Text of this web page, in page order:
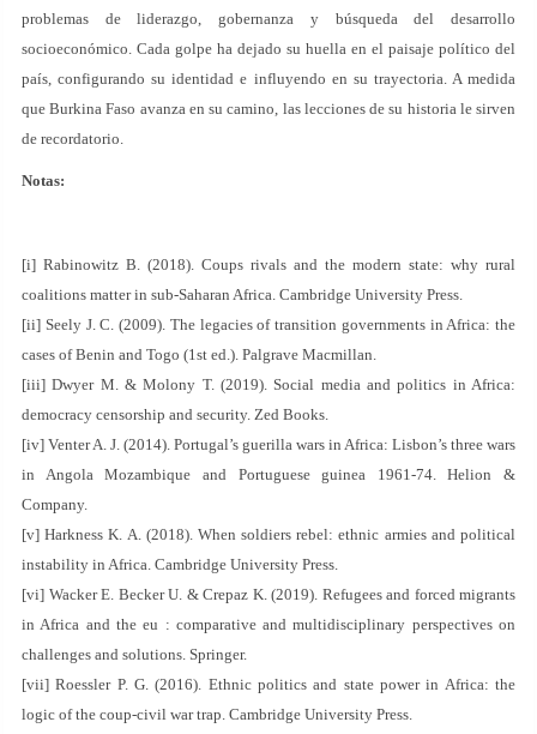
problemas de liderazgo, gobernanza y búsqueda del desarrollo
socioeconómico. Cada golpe ha dejado su huella en el paisaje político del
país, configurando su identidad e influyendo en su trayectoria. A medida
que Burkina Faso avanza en su camino, las lecciones de su historia le sirven
de recordatorio.
Notas:
[i] Rabinowitz B. (2018). Coups rivals and the modern state: why rural
coalitions matter in sub-Saharan Africa. Cambridge University Press.
[ii] Seely J. C. (2009). The legacies of transition governments in Africa: the
cases of Benin and Togo (1st ed.). Palgrave Macmillan.
[iii] Dwyer M. & Molony T. (2019). Social media and politics in Africa:
democracy censorship and security. Zed Books.
[iv] Venter A. J. (2014). Portugal’s guerilla wars in Africa: Lisbon’s three wars
in Angola Mozambique and Portuguese guinea 1961-74. Helion &
Company.
[v] Harkness K. A. (2018). When soldiers rebel: ethnic armies and political
instability in Africa. Cambridge University Press.
[vi] Wacker E. Becker U. & Crepaz K. (2019). Refugees and forced migrants
in Africa and the eu : comparative and multidisciplinary perspectives on
challenges and solutions. Springer.
[vii] Roessler P. G. (2016). Ethnic politics and state power in Africa: the
logic of the coup-civil war trap. Cambridge University Press.